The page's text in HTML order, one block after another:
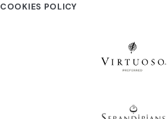
COOKIES POLICY